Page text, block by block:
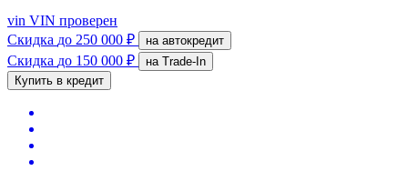
vin VIN проверен
Скидка до 250 000 ₽ на автокредит
Скидка до 150 000 ₽
на Trade-In
Купить в кредит